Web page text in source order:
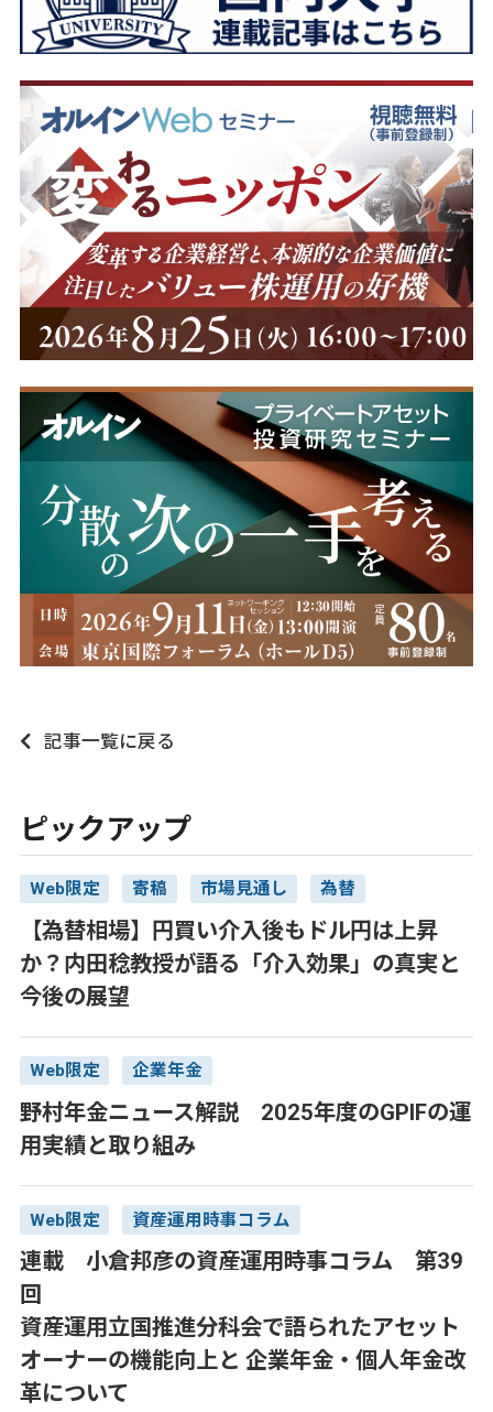
記事一覧に戻る
ピックアップ
Web限定 寄稿 市場見通し 為替
【為替相場】円買い介入後もドル円は上昇
か？内田稔教授が語る「介入効果」の真実と
今後の展望
Web限定 企業年金
野村年金ニュース解説 2025年度のGPIFの運
用実績と取り組み
Web限定 資産運用時事コラム
連載 小倉邦彦の資産運用時事コラム 第39
回
資産運用立国推進分科会で語られたアセット
オーナーの機能向上と 企業年金・個人年金改
革について